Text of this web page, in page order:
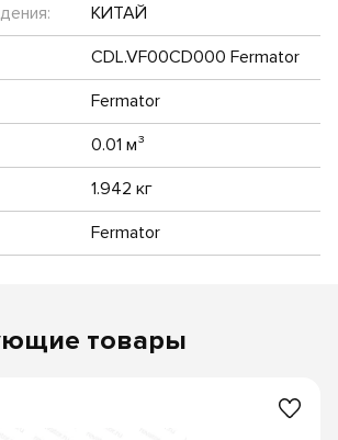
КИТАЙ
CDL.VF00CD000 Fermator
Fermator
0.01 м³
1.942 кг
Fermator
товары